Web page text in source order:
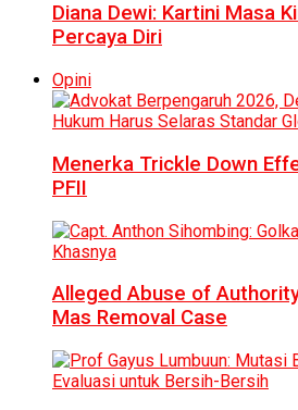
Diana Dewi: Kartini Masa
Percaya Diri
Opini
Menerka Trickle Down
PFII
Alleged Abuse of
Mas Removal Case